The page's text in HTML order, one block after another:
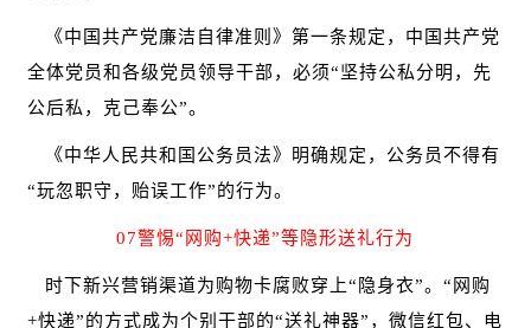
《中国共产党廉洁自律准则》第一条规定，中国共产党
全体党员和各级党员领导干部，必须“坚持公私分明，先
公后私，克己奉公”。
《中华人民共和国公务员法》明确规定，公务员不得有
“玩忽职守，贻误工作”的行为。
07警惕“网购+快递”等隐形送礼行为
时下新兴营销渠道为购物卡腐败穿上“隐身衣”。“网购
+快递”的方式成为个别干部的“送礼神器”，微信红包、电